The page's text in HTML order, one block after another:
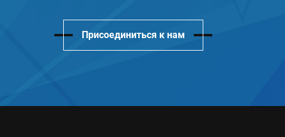
Присоединиться к нам